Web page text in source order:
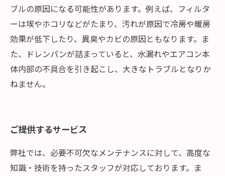
ブルの原因になる可能性があります。例えば、フィルタ
ーは埃やホコリなどがたまり、汚れが原因で冷房や暖房
効果が低下したり、異臭やカビの原因ともなります。ま
た、ドレンパンが詰まっていると、水漏れやエアコン本
体内部の不具合を引き起こし、大きなトラブルとなりか
ねません。
ご提供するサービス
弊社では、必要不可欠なメンテナンスに対して、高度な
知識・技術を持ったスタッフが対応しております。ま